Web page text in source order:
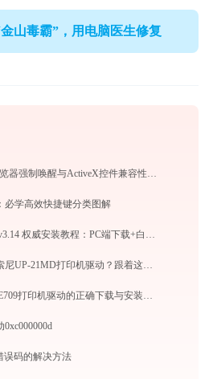
山毒霸”，用电脑医生修复
win11原生独立IE11浏览器强制唤醒与ActiveX控件兼容性部署指南
必学高效快捷键分类图解
植物大战僵尸杂交版 v3.14 权威安装教程：PC端下载+白屏闪退完美解决
如何轻松下载和安装索尼UP-21MD打印机驱动？跟着这篇指南走
详尽教程：惠普6500 E709打印机驱动的正确下载与安装方式
误码的解决方法